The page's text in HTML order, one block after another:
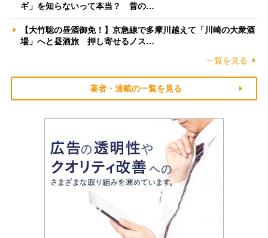
ギ」を知らないって本当？ 昔の…
【大竹聡の昼酒御免！】京急線で多摩川越えて「川崎の大衆酒
場」へと昼酒旅 押し寄せるノス…
一覧を見る
著者・連載の一覧を見る